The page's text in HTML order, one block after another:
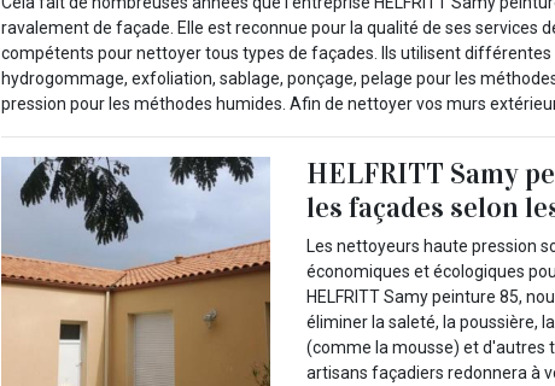
ravalement de façade. Elle est reconnue pour la qualité de ses services
compétents pour nettoyer tous types de façades. Ils utilisent
hydrogommage, exfoliation, sablage, ponçage, pelage pour les
pression pour les méthodes humides. Afin de nettoyer vos murs
HELFRITT Samy
les façades selon
Les nettoyeurs haute pression
économiques et écologiques
HELFRITT Samy peinture 85,
éliminer la saleté, la poussière,
(comme la mousse) et d'autres
artisans façadiers redonnera à